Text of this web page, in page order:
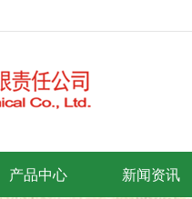
产品中心 新闻资讯